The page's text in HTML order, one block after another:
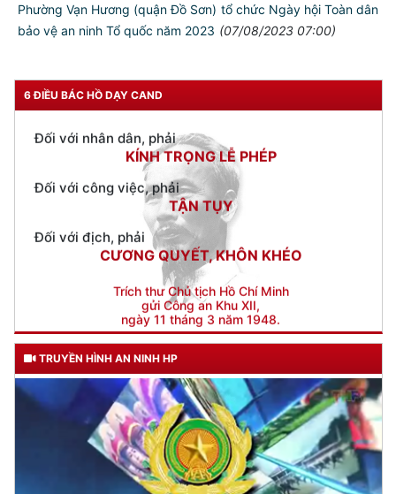
Phường Vạn Hương (quận Đồ Sơn) tổ chức Ngày hội Toàn dân
bảo vệ an ninh Tổ quốc năm 2023 (07/08/2023 07:00)
6 ĐIỀU BÁC HỒ DẠY CAND
Đối với chính phủ, phải
TUYỆT ĐỐI TRUNG THÀNH
KÍNH TRỌNG LỄ PHÉP
Đối với công việc, phải
TẬN TỤY
Đối với địch, phải
CƯƠNG QUYẾT, KHÔN KHÉO
Trích thư Chủ tịch Hồ Chí Minh
gửi Công an Khu XII,
ngày 11 tháng 3 năm 1948.
TRUYỀN HÌNH AN NINH HP